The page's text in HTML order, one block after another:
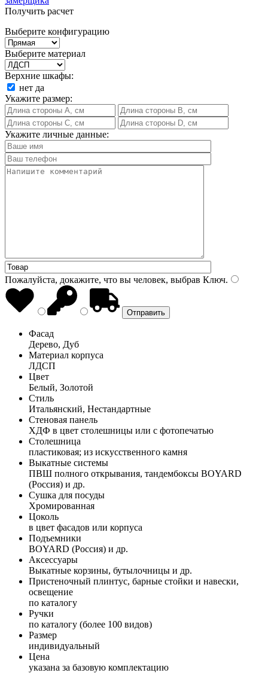
Получить расчет
Выберите конфигурацию
Выберите материал
Верхние шкафы:
нет да
Укажите размер:
Укажите личные данные:
Пожалуйста, докажите, что вы человек, выбрав Ключ.
Фасад
Дерево, Дуб
Материал корпуса
ЛДСП
Цвет
Белый, Золотой
Стиль
Итальянский, Нестандартные
Стеновая панель
ХДФ в цвет столешницы или с фотопечатью
Столешница
пластиковая; из искусственного камня
Выкатные системы
ПВШ полного открывания, тандембоксы BOYARD
(Россия) и др.
Сушка для посуды
Хромированная
Цоколь
в цвет фасадов или корпуса
Подъемники
BOYARD (Россия) и др.
Аксессуары
Выкатные корзины, бутылочницы и др.
Пристеночный плинтус, барные стойки и навески,
освещение
по каталогу
Ручки
по каталогу (более 100 видов)
Размер
индивидуальный
Цена
указана за базовую комплектацию